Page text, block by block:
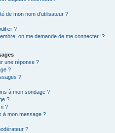
de mon nom d’utilisateur ?
?
on me demande de me connecter !?
une réponse ?
?
?
à mon sondage ?
?
?
à mon message ?
?